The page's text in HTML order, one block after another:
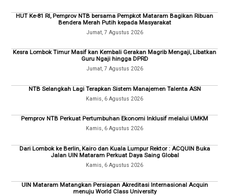
HUT Ke-81 RI, Pemprov NTB bersama Pempkot Mataram Bagikan Ribuan
Bendera Merah Putih kepada Masyarakat
Jumat, 7 Agustus 2026
Kesra Lombok Timur Masif kan Kembali Gerakan Magrib Mengaji, Libatkan
Guru Ngaji hingga DPRD
Jumat, 7 Agustus 2026
NTB Selangkah Lagi Terapkan Sistem Manajemen Talenta ASN
Kamis, 6 Agustus 2026
Pemprov NTB Perkuat Pertumbuhan Ekonomi Inklusif melalui UMKM
Kamis, 6 Agustus 2026
Dari Lombok ke Berlin, Kairo dan Kuala Lumpur Rektor : ACQUIN Buka
Jalan UIN Mataram Perkuat Daya Saing Global
Kamis, 6 Agustus 2026
UIN Mataram Matangkan Persiapan Akreditasi Internasional Acquin
menuju World Class University